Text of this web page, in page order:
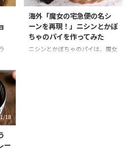
領
子
に入りのお店は、東京ラーメンス
トリートの「ソラノイロ」と、渋
谷の「真武咲弥（しんぶさき
や）」です。 ラーメンは見た目
が変わらないため食べるまで少し
作
。
や
作
海外「魔女の宅急便の名シ
ーンを再現！」ニシンとかぼ
ちゃのパイを作ってみた
ニシンとかぼちゃのパイは、魔女
18
ー